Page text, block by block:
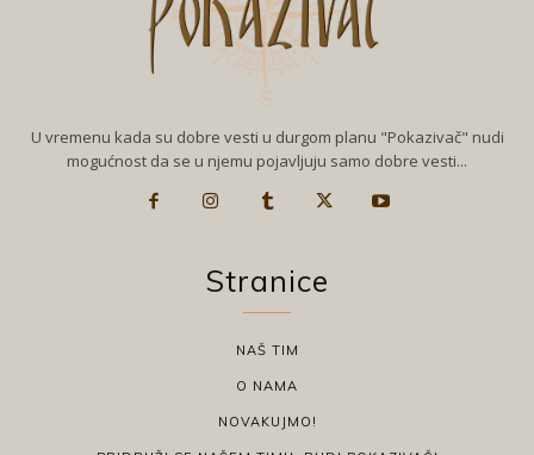
U vremenu kada su dobre vesti u durgom planu "Pokazivač" nudi
mogućnost da se u njemu pojavljuju samo dobre vesti...
Stranice
NAŠ TIM
O NAMA
NOVAKUJMO!